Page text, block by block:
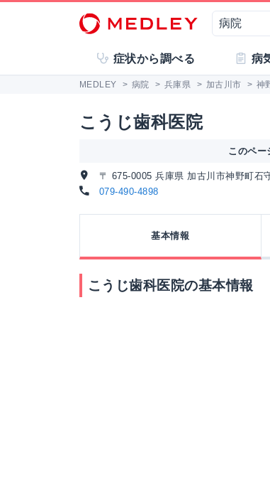
症状から調べる 病
MEDLEY > 病院 > 兵庫県 > 加古川市 > 神
こうじ歯科医院
このペー
〒 675-0005 兵庫県 加古川市神野町石
079-490-4898
基本情報
こうじ歯科医院の基本情報